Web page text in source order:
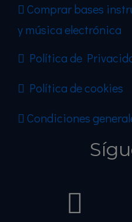
Comprar bases
y música electrónica
Política de
Política de cookies
Condiciones